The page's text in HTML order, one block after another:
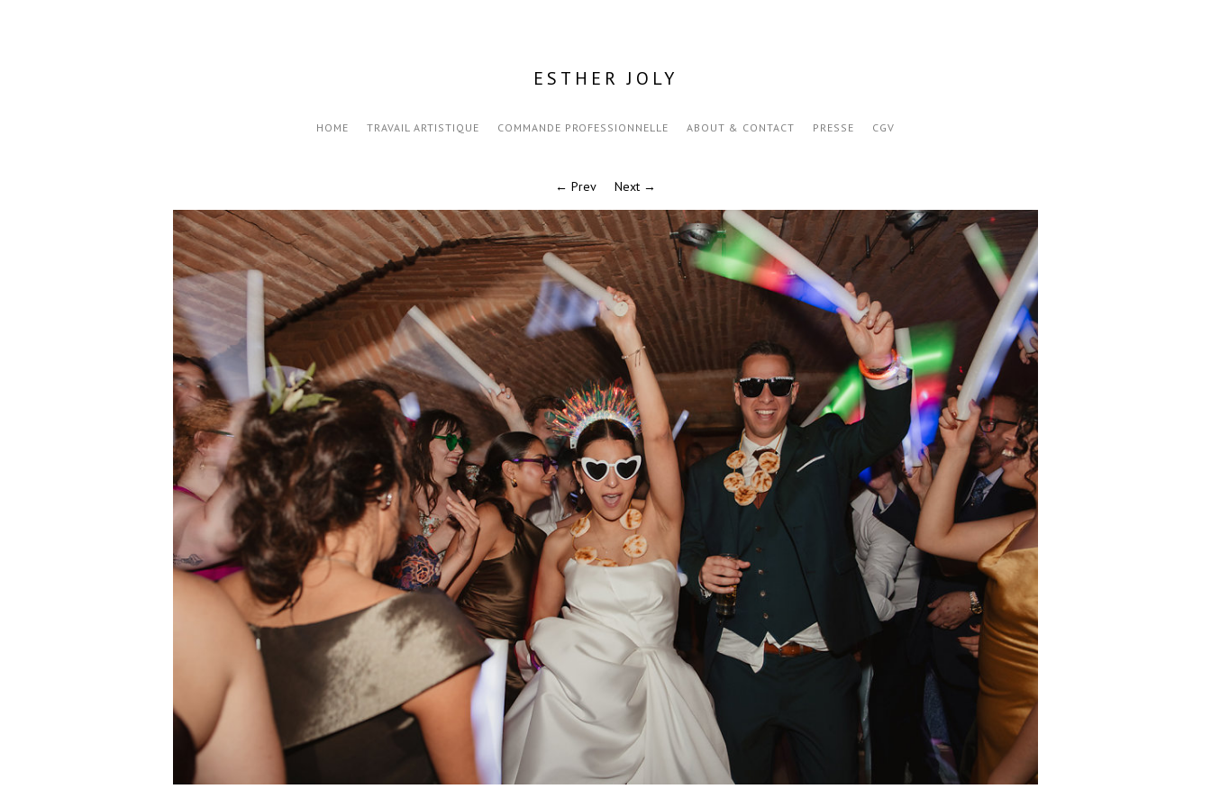
ESTHER JOLY
HOME TRAVAIL ARTISTIQUE COMMANDE PROFESSIONNELLE ABOUT & CONTACT PRESSE CGV
← Prev Next →